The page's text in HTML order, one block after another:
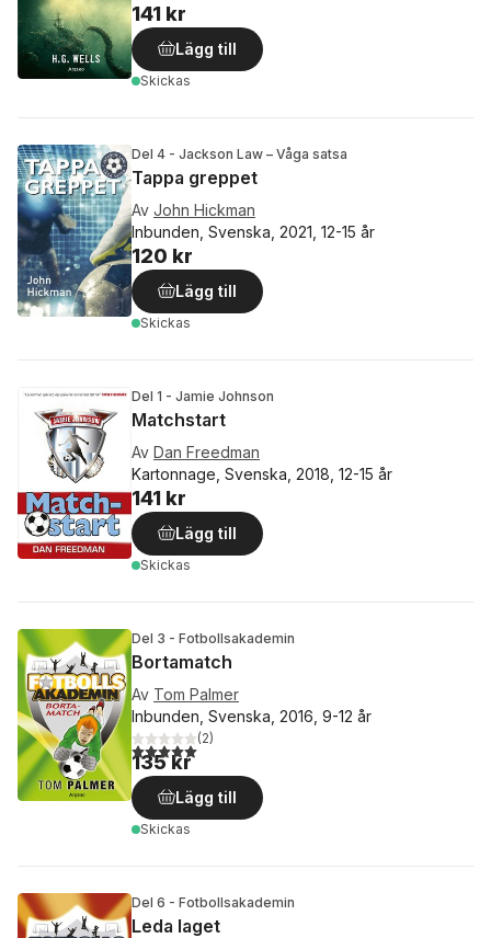
141 kr
Lägg till
Skickas
Del 4 - Jackson Law – Våga satsa
Tappa greppet
Av John Hickman
Inbunden, Svenska, 2021, 12-15 år
120 kr
Lägg till
Skickas
Del 1 - Jamie Johnson
Matchstart
Av Dan Freedman
Kartonnage, Svenska, 2018, 12-15 år
141 kr
Lägg till
Skickas
Del 3 - Fotbollsakademin
Bortamatch
Av Tom Palmer
Inbunden, Svenska, 2016, 9-12 år
5,0utav 5 stjärnor. Totalt antal röster:
(2)
135 kr
Lägg till
Skickas
Del 6 - Fotbollsakademin
Leda laget